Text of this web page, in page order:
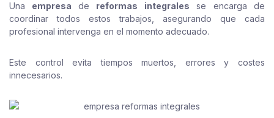
Una empresa de reformas integrales se encarga de
coordinar todos estos trabajos, asegurando que cada
profesional intervenga en el momento adecuado.
Este control evita tiempos muertos, errores y costes
innecesarios.